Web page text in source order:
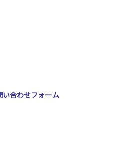
い合わせフォーム